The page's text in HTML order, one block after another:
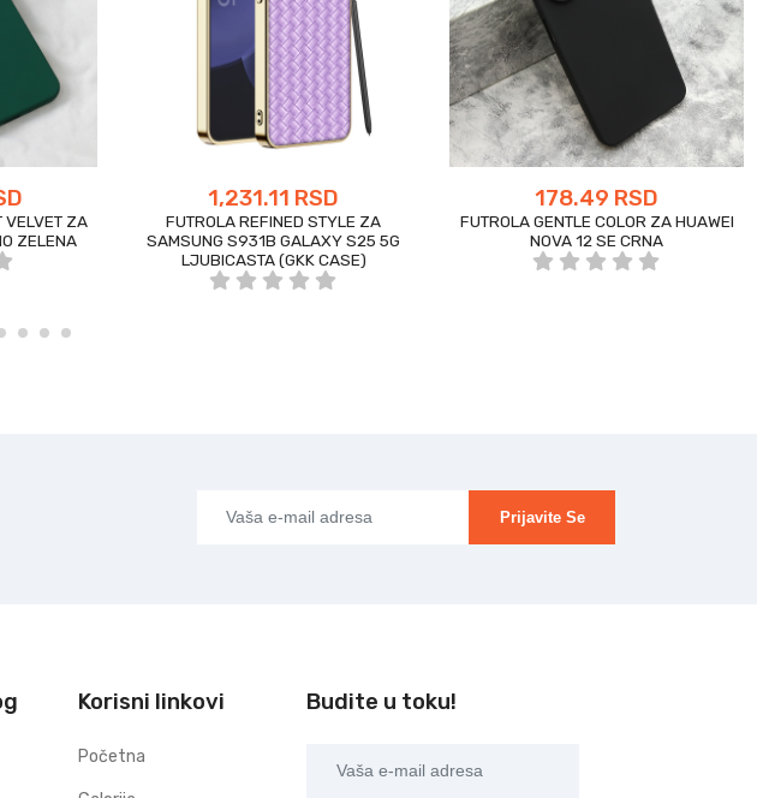
VELVET ZA
ZELENA
1,231.11 RSD
FUTROLA REFINED STYLE ZA
SAMSUNG S931B GALAXY S25 5G
LJUBICASTA (GKK CASE)
178.49 RSD
FUTROLA GENTLE COLOR ZA HUAWEI
NOVA 12 SE CRNA
Prijavite Se
Korisni linkovi
Početna
Budite u toku!